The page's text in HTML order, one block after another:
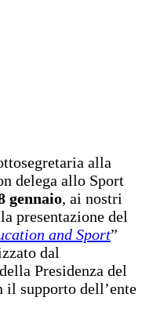
alla
delega allo Sport
gennaio, ai nostri
presentazione del
and Sport”
dal
Presidenza del
supporto dell’ente